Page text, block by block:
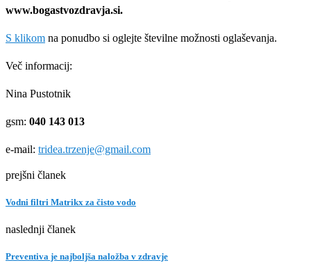
www.bogastvozdravja.si.
S klikom na ponudbo si oglejte številne možnosti oglaševanja.
Več informacij:
Nina Pustotnik
gsm: 040 143 013
e-mail: tridea.trzenje@gmail.com
prejšni članek
Vodni filtri Matrikx za čisto vodo
naslednji članek
Preventiva je najboljša naložba v zdravje